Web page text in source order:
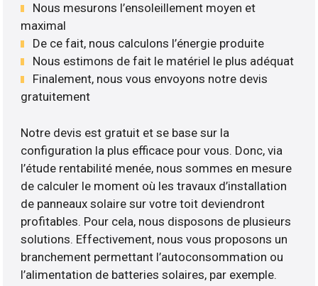
Nous mesurons l’ensoleillement moyen et
maximal
De ce fait, nous calculons l’énergie produite
Nous estimons de fait le matériel le plus adéquat
Finalement, nous vous envoyons notre devis
gratuitement
Notre devis est gratuit et se base sur la
configuration la plus efficace pour vous. Donc, via
l’étude rentabilité menée, nous sommes en mesure
de calculer le moment où les travaux d’installation
de panneaux solaire sur votre toit deviendront
profitables. Pour cela, nous disposons de plusieurs
solutions. Effectivement, nous vous proposons un
branchement permettant l’autoconsommation ou
l’alimentation de batteries solaires, par exemple.